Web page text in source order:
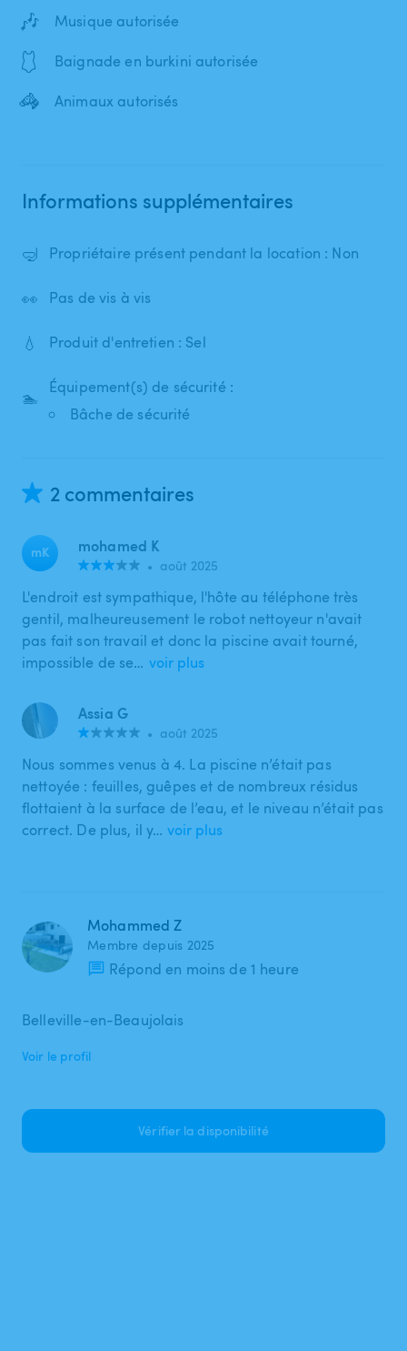
🎶 Musique autorisée
🩱 Baignade en burkini autorisée
🦓 Animaux autorisés
Informations supplémentaires
🤿 Propriétaire présent pendant la location : Non
👀 Pas de vis à vis
💧 Produit d'entretien : Sel
🏊
Équipement(s) de sécurité :
Bâche de sécurité
2 commentaires
mK mohamed K
• août 2025
L'endroit est sympathique, l'hôte au téléphone très
gentil, malheureusement le robot nettoyeur n'avait
pas fait son travail et donc la piscine avait tourné,
impossible de se… voir plus
Assia G
• août 2025
Nous sommes venus à 4. La piscine n’était pas
nettoyée : feuilles, guêpes et de nombreux résidus
flottaient à la surface de l’eau, et le niveau n’était pas
correct. De plus, il y… voir plus
Mohammed Z
Membre depuis 2025
Répond en moins de 1 heure
Belleville-en-Beaujolais
Voir le profil
Vérifier la disponibilité